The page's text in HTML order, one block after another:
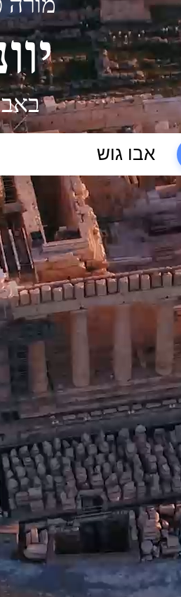
הקלידו נושא לימוד...
ללמוד
פרונטלי
השכלה הפרעות קשב וריכוז